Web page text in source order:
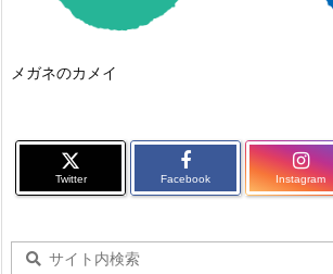
メガネのカメイ
Twitter Facebook Instagram